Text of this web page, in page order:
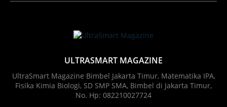
ULTRASMART MAGAZINE
UltraSmart Magazine Bimbel Jakarta Timur, Matematika IPA,
Fisika Kimia Biologi, SD SMP SMA, Bimbel di Jakarta Timur,
No. Hp: 082210027724